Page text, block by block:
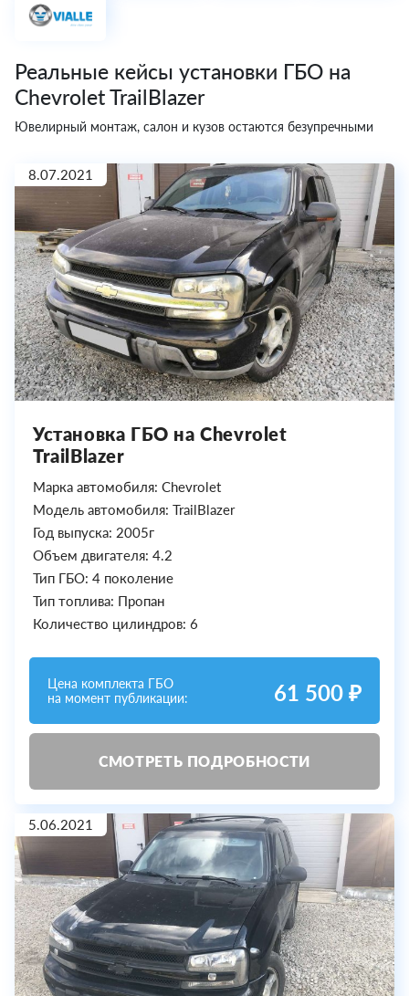
Реальные кейсы установки ГБО на
Chevrolet TrailBlazer
Ювелирный монтаж, салон и кузов остаются безупречными
8.07.2021
Установка ГБО на Chevrolet
TrailBlazer
Марка автомобиля: Chevrolet
Модель автомобиля: TrailBlazer
Год выпуска: 2005г
Объем двигателя: 4.2
Тип ГБО: 4 поколение
Тип топлива: Пропан
Количество цилиндров: 6
Цена комплекта ГБО
на момент публикации:
61 500 ₽
СМОТРЕТЬ ПОДРОБНОСТИ
5.06.2021